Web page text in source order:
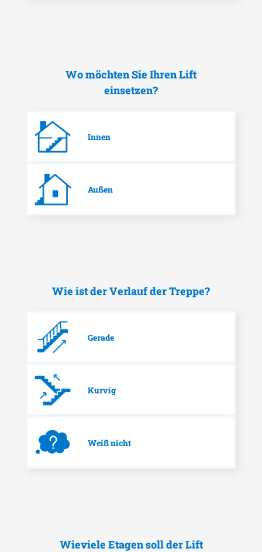
Wo möchten Sie Ihren Lift
einsetzen?
Innen
Außen
Wie ist der Verlauf der Treppe?
Gerade
Kurvig
Weiß nicht
Wieviele Etagen soll der Lift